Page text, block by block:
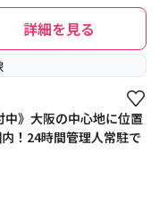
詳細を見る
中》大阪の中心地に位置
！24時間管理人常駐で